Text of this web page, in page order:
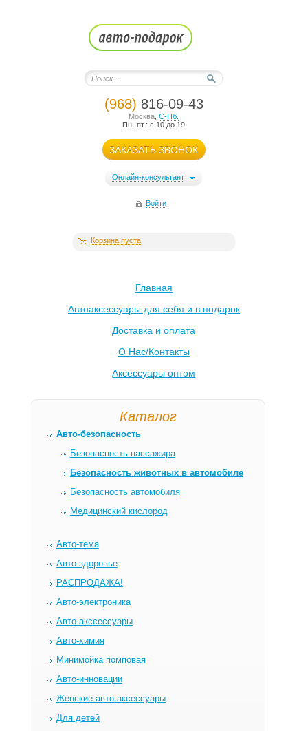
(968) 816-09-43
Москва ,С-Пб.
Пн.-пт.: с 10 до 19
ЗАКАЗАТЬ ЗВОНОК
Онлайн-консультант
Войти
Корзина пуста
Главная
Автоаксессуары для себя и в подарок
Доставка и оплата
О Нас/Контакты
Аксессуары оптом
Каталог
Авто-безопасность
Безопасность пассажира
Безопасность животных в автомобиле
Безопасность автомобиля
Медицинский кислород
Авто-тема
Авто-здоровье
РАСПРОДАЖА!
Авто-электроника
Авто-акссессуары
Авто-химия
Минимойка помповая
Авто-инновации
Женские авто-аксессуары
Для детей